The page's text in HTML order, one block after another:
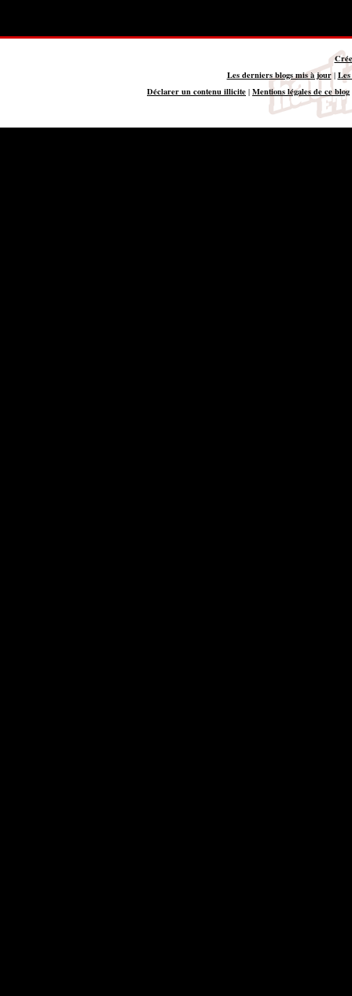
Les derniers blogs mis à jour|
Déclarer un contenu illicite | Mentions légales de ce blog